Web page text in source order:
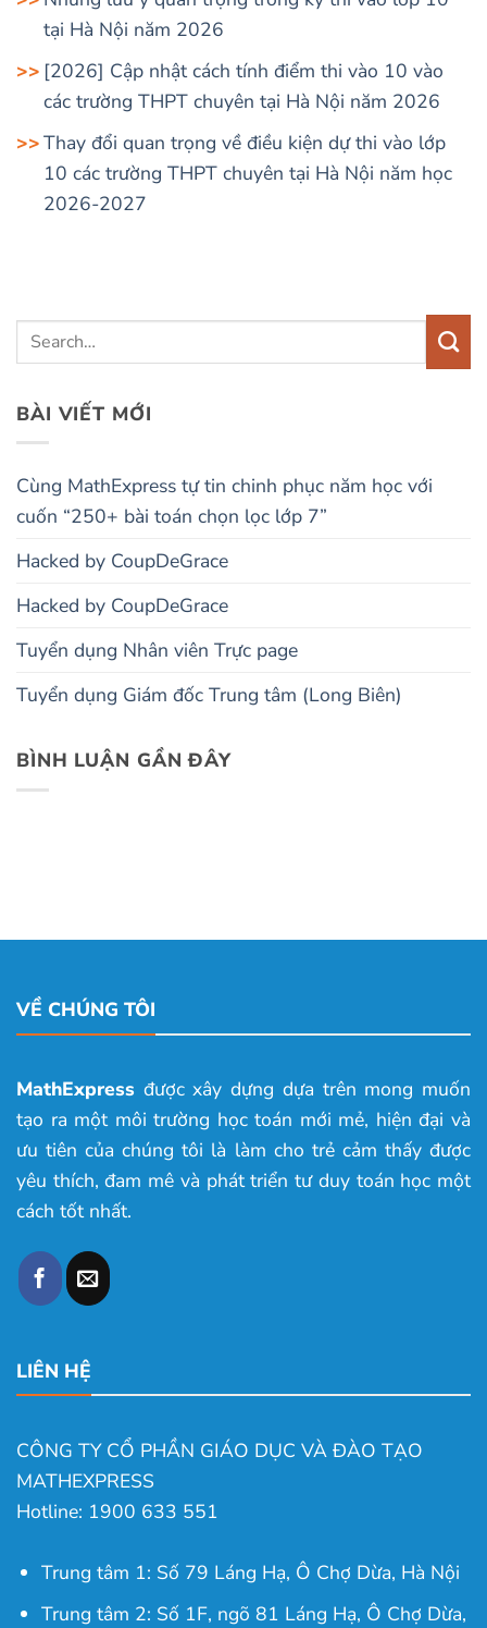
tại Hà Nội năm 2026
[2026] Cập nhật cách tính điểm thi vào 10 vào
các trường THPT chuyên tại Hà Nội năm 2026
Thay đổi quan trọng về điều kiện dự thi vào lớp
10 các trường THPT chuyên tại Hà Nội năm học
2026-2027
BÀI VIẾT MỚI
Cùng MathExpress tự tin chinh phục năm học với
cuốn “250+ bài toán chọn lọc lớp 7”
Hacked by CoupDeGrace
Hacked by CoupDeGrace
Tuyển dụng Nhân viên Trực page
Tuyển dụng Giám đốc Trung tâm (Long Biên)
BÌNH LUẬN GẦN ĐÂY
VỀ CHÚNG TÔI
MathExpress được xây dựng dựa trên mong muốn
tạo ra một môi trường học toán mới mẻ, hiện đại và
ưu tiên của chúng tôi là làm cho trẻ cảm thấy được
yêu thích, đam mê và phát triển tư duy toán học một
cách tốt nhất.
LIÊN HỆ
CÔNG TY CỔ PHẦN GIÁO DỤC VÀ ĐÀO TẠO
MATHEXPRESS
Hotline: 1900 633 551
Trung tâm 1: Số 79 Láng Hạ, Ô Chợ Dừa, Hà Nội
Trung tâm 2: Số 1F, ngõ 81 Láng Hạ, Ô Chợ Dừa,